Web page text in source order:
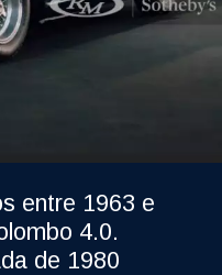
entre 1963 e
4.0.
de 1980